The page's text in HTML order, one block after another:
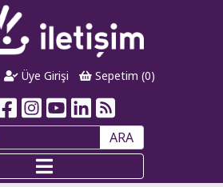
Üye Girişi Sepetim (0)
ARA